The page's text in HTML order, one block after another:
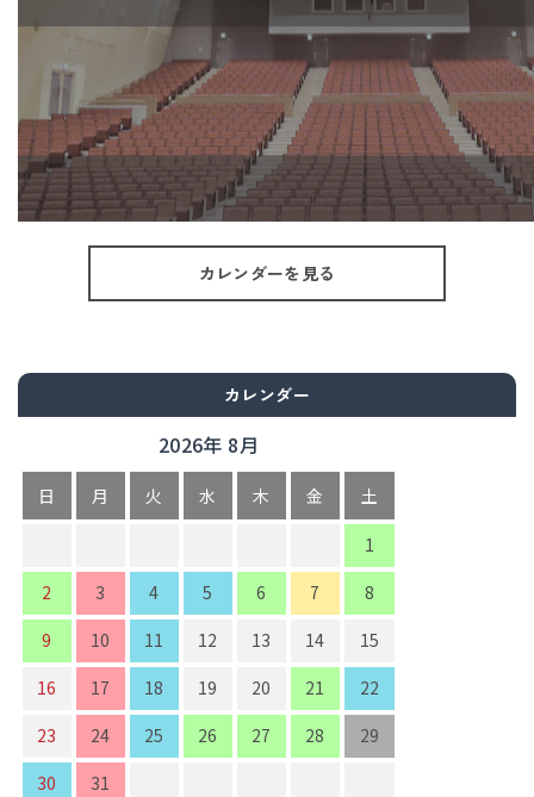
カレンダーを見る
カレンダー
2026年 8月
日 月 火 水 木 金 土
1
2
3 4 5 6 7
8
9
10 11 12 13 14
15
16
17 18 19 20 21
22
23
24 25 26 27 28
29
30
31